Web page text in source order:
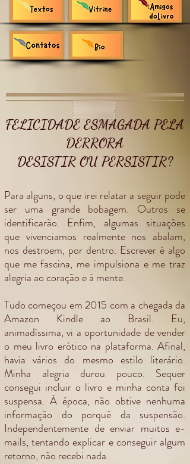
FELICIDADE ESMAGADA PELA
DERRORA
DESISTIR OU PERSISTIR?
Para alguns, o que irei relatar a seguir pode
ser uma grande bobagem. Outros se
identificarão. Enfim, algumas situações
que vivenciamos realmente nos abalam,
nos destroem, por dentro. Escrever é algo
que me fascina, me impulsiona e me traz
alegria ao coração e à mente.
Tudo começou em 2015 com a chegada da
Amazon Kindle ao Brasil. Eu,
animadíssima, vi a oportunidade de vender
o meu livro erótico na plataforma. Afinal,
havia vários do mesmo estilo literário.
Minha alegria durou pouco. Sequer
consegui incluir o livro e minha conta foi
suspensa. À época, não obtive nenhuma
informação do porquê da suspensão.
Independentemente de enviar muitos e-
mails, tentando explicar e conseguir algum
retorno, não recebi nada.